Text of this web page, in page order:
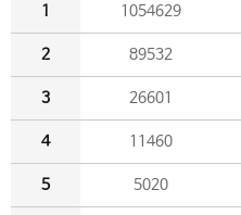
1 1054629
2 89532
3 26601
4 11460
5 5020